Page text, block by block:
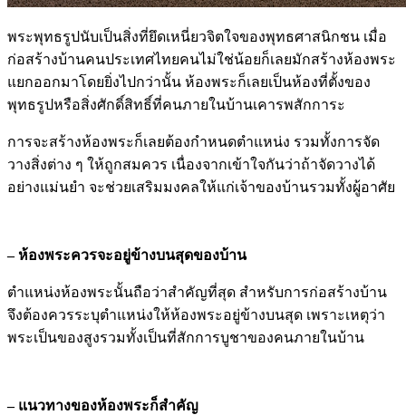
พระพุทธรูปนับเป็นสิ่งที่ยึดเหนี่ยวจิตใจของพุทธศาสนิกชน เมื่อ
ก่อสร้างบ้านคนประเทศไทยคนไม่ใช่น้อยก็เลยมักสร้างห้องพระ
แยกออกมาโดยยิ่งไปกว่านั้น ห้องพระก็เลยเป็นห้องที่ตั้งของ
พุทธรูปหรือสิ่งศักดิ์สิทธิ์ที่คนภายในบ้านเคารพสักการะ
การจะสร้างห้องพระก็เลยต้องกำหนดตำแหน่ง รวมทั้งการจัด
วางสิ่งต่าง ๆ ให้ถูกสมควร เนื่องจากเข้าใจกันว่าถ้าจัดวางได้
อย่างแม่นยำ จะช่วยเสริมมงคลให้แก่เจ้าของบ้านรวมทั้งผู้อาศัย
– ห้องพระควรจะอยู่ข้างบนสุดของบ้าน
ตำแหน่งห้องพระนั้นถือว่าสำคัญที่สุด สำหรับการก่อสร้างบ้าน
จึงต้องควรระบุตำแหน่งให้ห้องพระอยู่ข้างบนสุด เพราะเหตุว่า
พระเป็นของสูงรวมทั้งเป็นที่สักการบูชาของคนภายในบ้าน
– แนวทางของห้องพระก็สำคัญ